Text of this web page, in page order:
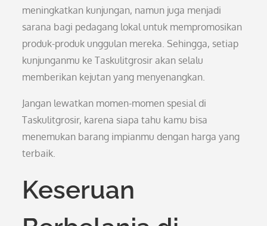
meningkatkan kunjungan, namun juga menjadi
sarana bagi pedagang lokal untuk mempromosikan
produk-produk unggulan mereka. Sehingga, setiap
kunjunganmu ke Taskulitgrosir akan selalu
memberikan kejutan yang menyenangkan.
Jangan lewatkan momen-momen spesial di
Taskulitgrosir, karena siapa tahu kamu bisa
menemukan barang impianmu dengan harga yang
terbaik.
Keseruan